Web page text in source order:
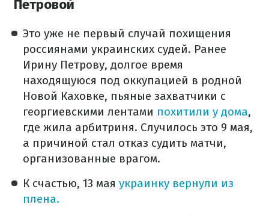
Петровой
Это уже не первый случай похищения
россиянами украинских судей. Ранее
Ирину Петрову, долгое время
находящуюся под оккупацией в родной
Новой Каховке, пьяные захватчики с
георгиевскими лентами похитили у дома,
где жила арбитриня. Случилось это 9 мая,
а причиной стал отказ судить матчи,
организованные врагом.
К счастью, 13 мая украинку вернули из
плена.